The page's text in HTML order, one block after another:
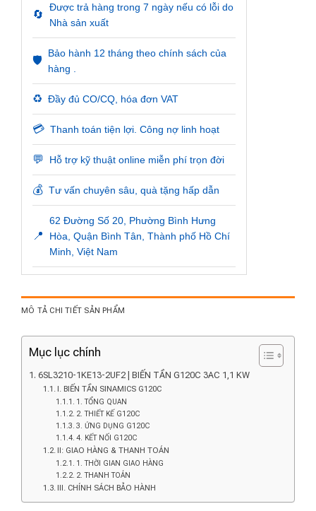
🔄
Được trả hàng trong 7 ngày nếu có lỗi do
Nhà sản xuất
🛡️
Bảo hành 12 tháng theo chính sách của
hàng .
♻️ Đầy đủ CO/CQ, hóa đơn VAT
💳 Thanh toán tiện lợi. Công nợ linh hoạt
💬 Hỗ trợ kỹ thuật online miễn phí trọn đời
💰 Tư vấn chuyên sâu, quà tặng hấp dẫn
📍
62 Đường Số 20, Phường Bình Hưng
Hòa, Quận Bình Tân, Thành phố Hồ Chí
Minh, Việt Nam
MÔ TẢ CHI TIẾT SẢN PHẨM
Mục lục chính
6SL3210-1KE13-2UF2 | BIẾN TẦN G120C 3AC 1,1 KW
I. BIẾN TẦN SINAMICS G120C
1. TỔNG QUAN
2. THIẾT KẾ G120C
3. ỨNG DỤNG G120C
4. KẾT NỐI G120C
II: GIAO HÀNG & THANH TOÁN
1. THỜI GIAN GIAO HÀNG
2. THANH TOÁN
III. CHÍNH SÁCH BẢO HÀNH